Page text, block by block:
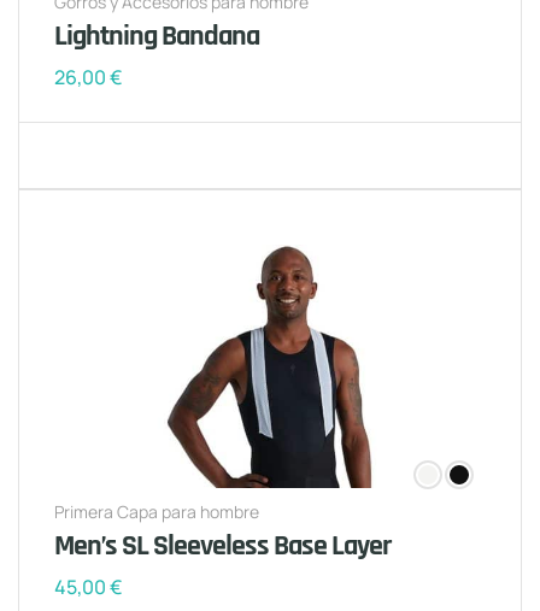
Lightning Bandana
26,00€
Primera Capa para hombre
Men’s SL Sleeveless Base Layer
45,00€